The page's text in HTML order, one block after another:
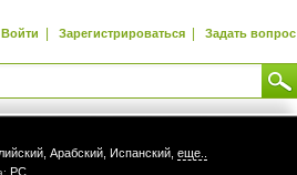
Войти | Зарегистрироваться | Задать вопрос
Арабский, Испанский, еще..
PC